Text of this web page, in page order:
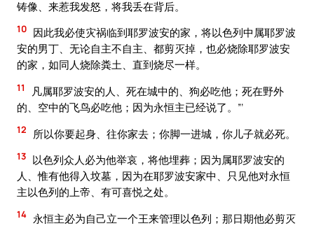
铸像、来惹我发怒，将我丢在背后。
10 因此我必使灾祸临到耶罗波安的家，将以色列中属耶罗波
安的男丁、无论自主不自主、都剪灭掉，也必烧除耶罗波安
的家，如同人烧除粪土、直到烧尽一样。
11
凡属耶罗波安的人、死在城中的、狗必吃他；死在野外
的、空中的飞鸟必吃他；因为永恒主已经说了。”’
12 所以你要起身、往你家去；你脚一进城，你儿子就必死。
13 以色列众人必为他举哀，将他埋葬；因为属耶罗波安的
人、惟有他得入坟墓，因为在耶罗波安家中、只见他对永恒
主以色列的上帝、有可喜悦之处。
14 永恒主必为自己立一个王来管理以色列；那日期他必剪灭